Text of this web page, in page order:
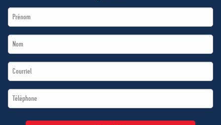
First
Name
Last
Name
Email
*
Téléphone
*